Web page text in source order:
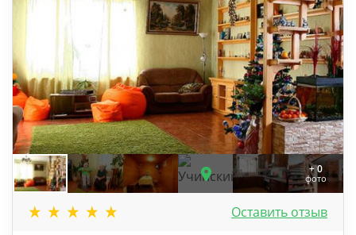
+ 0
фото
Оставить отзыв